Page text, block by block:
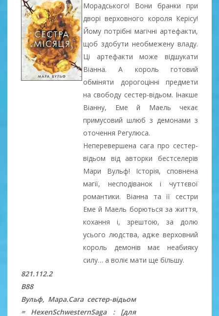
Морадського! Вони бранки при
дворі верховного короля Керісу!
Йому потрібні магічні артефакти,
щоб здобути необмежену владу.
Ці артефакти може відшукати
Віанна. А король готовий
обміняти дорогоцінні предмети
на свободу сестер-відьом. Інакше
Віанну, Еме й Маель чекає
примусовий шлюб з демонами з
оточення Регулюса.
Неперевершена сага про сестер-
відьом від авторки бестселерів
Мари Вульф! Історія, сповнена
магії, несподіванок і чуттєвої
романтики. Віанна та її сестри
Еме й Маель борються за життя,
кохання і, зрештою, за долю
усього людства, адже верховний
король демонів має неабияку
силу… а воліє мати ще більшу.
821.112.2
В88
Вульф, Мара.Сага сестер-відьом
= HexenSchwesternSaga : [для